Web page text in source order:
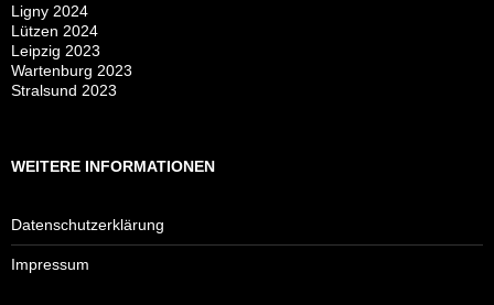
Ligny 2024
Lützen 2024
Leipzig 2023
Wartenburg 2023
Stralsund 2023
WEITERE INFORMATIONEN
Datenschutzerklärung
Impressum